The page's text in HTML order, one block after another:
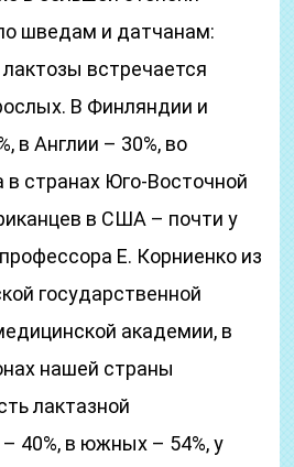
шведам и датчанам:
встречается
В Финляндии и
в Англии – 30%, во
в странах Юго-Восточной
в США – почти у
Е. Корниенко из
государственной
академии, в
нашей страны
лактазной
40%, в южных – 54%, у